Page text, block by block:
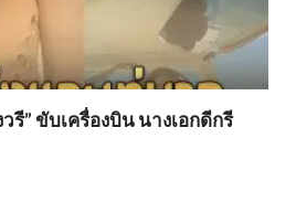
รี” ขับเครื่องบิน นางเอกดีกรี